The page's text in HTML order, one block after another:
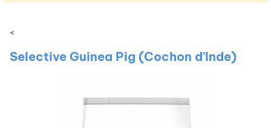
<
Selective Guinea Pig (Cochon d'Inde)